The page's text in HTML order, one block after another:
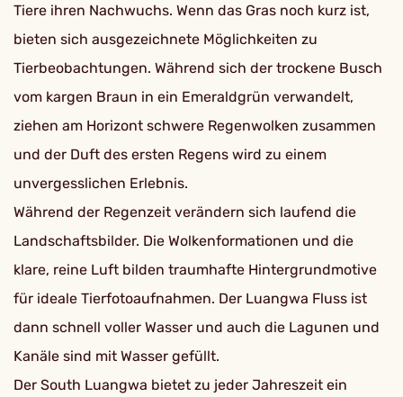
Tiere ihren Nachwuchs. Wenn das Gras noch kurz ist,
bieten sich ausgezeichnete Möglichkeiten zu
Tierbeobachtungen. Während sich der trockene Busch
vom kargen Braun in ein Emeraldgrün verwandelt,
ziehen am Horizont schwere Regenwolken zusammen
und der Duft des ersten Regens wird zu einem
unvergesslichen Erlebnis.
Während der Regenzeit verändern sich laufend die
Landschaftsbilder. Die Wolkenformationen und die
klare, reine Luft bilden traumhafte Hintergrundmotive
für ideale Tierfotoaufnahmen. Der Luangwa Fluss ist
dann schnell voller Wasser und auch die Lagunen und
Kanäle sind mit Wasser gefüllt.
Der South Luangwa bietet zu jeder Jahreszeit ein